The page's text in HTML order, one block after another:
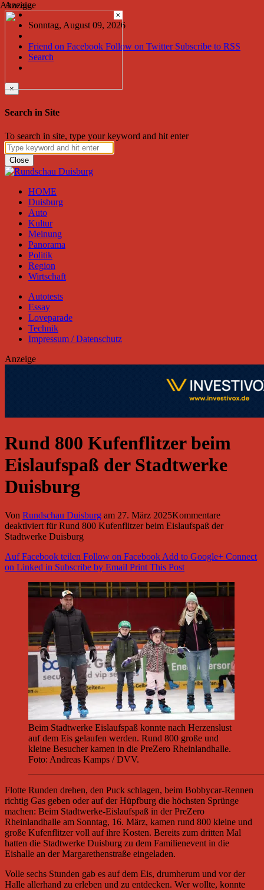
Sonntag, August 09, 2026
Friend on Facebook Follow on Twitter Subscribe to RSS
Search
×
Search in Site
To search in site, type your keyword and hit enter
Close
HOME
Duisburg
Auto
Kultur
Meinung
Panorama
Politik
Region
Wirtschaft
Autotests
Essay
Loveparade
Technik
Impressum / Datenschutz
Anzeige
Rund 800 Kufenflitzer beim
Eislaufspaß der Stadtwerke
Duisburg
Von Rundschau Duisburg am 27. März 2025Kommentare
deaktiviertfür Rund 800 Kufenflitzer beim Eislaufspaß der
Stadtwerke Duisburg
Auf Facebook teilen Follow on FacebookAdd to Google+ Connect
on Linked in Subscribe by Email Print This Post
Beim Stadtwerke Eislaufspaß konnte nach Herzenslust
auf dem Eis gelaufen werden. Rund 800 große und
kleine Besucher kamen in die PreZero Rheinlandhalle.
Foto: Andreas Kamps / DVV.
Flotte Runden drehen, den Puck schlagen, beim Bobbycar-Rennen
richtig Gas geben oder auf der Hüpfburg die höchsten Sprünge
machen: Beim Stadtwerke-Eislaufspaß in der PreZero
Rheinlandhalle am Sonntag, 16. März, kamen rund 800 kleine und
große Kufenflitzer voll auf ihre Kosten. Bereits zum dritten Mal
hatten die Stadtwerke Duisburg zu dem Familienevent in die
Eishalle an der Margarethenstraße eingeladen.
Volle sechs Stunden gab es auf dem Eis, drumherum und vor der
Halle allerhand zu erleben und zu entdecken. Wer wollte, konnte
Anzeige
×
Anzeige